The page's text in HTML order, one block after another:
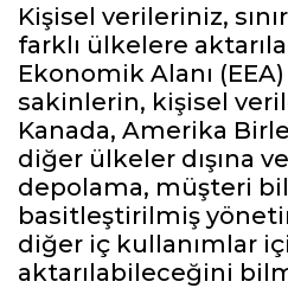
Kişisel verileriniz,
farklı ülkelere
Ekonomik Alanı
sakinlerin, kişisel
Kanada, Amerika
diğer ülkeler dışına
depolama, müşteri
basitleştirilmiş
diğer iç kullanımlar
aktarılabileceğini